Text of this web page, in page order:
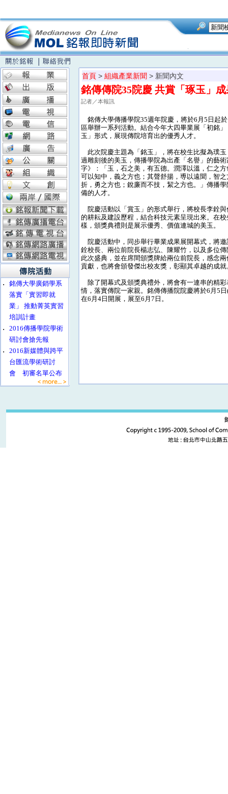
‧
銘傳大學廣銷學系
落實「實習即就
業」 推動菁英實習
培訓計畫
‧
2016傳播學院學術
研討會搶先報
‧
2016新媒體與跨平
台匯流學術研討
會 初審名單公布
首頁 > 組織產業新聞 > 新聞內文
銘傳傳院35院慶 共賞「琢玉」
記者／本報訊
銘傳大學傳播學院35週年院慶，將於6月5日起
區舉辦一系列活動。結合今年大四畢業展「初銘
玉」形式，展現傳院培育出的優秀人才。
此次院慶主題為「銘玉」，將在校生比擬為璞
過雕刻後的美玉，傳播學院為出產「名譽」的藝
字》：「玉，石之美，有五德。潤澤以溫，仁之
可以知中，義之方也；其聲舒揚，尃以遠聞，智
折，勇之方也；銳廉而不技，絜之方也。」傳播
備的人才。
院慶活動以「賞玉」的形式舉行，將校長李銓
的耕耘及建設歷程，結合科技元素呈現出來。在
樣，頒獎典禮則是展示優秀、價值連城的美玉。
院慶活動中，同步舉行畢業成果展開幕式，將
銓校長、兩位前院長楊志弘、陳耀竹，以及多位
此次盛典，並在席間頒獎牌給兩位前院長，感念
貢獻，也將會頒發傑出校友獎，彰顯其卓越的成就
除了開幕式及頒獎典禮外，將會有一連串的精
情，落實傳院一家親。銘傳傳播院院慶將於6月5
在6月4日開展，展至6月7日。